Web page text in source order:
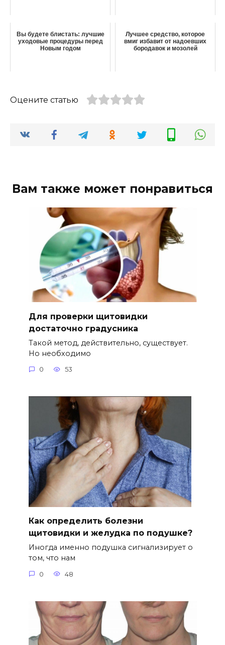
Вы будете блистать: лучшие
уходовые процедуры перед
Новым годом
Лучшее средство, которое
вмиг избавит от надоевших
бородавок и мозолей
Оцените статью
Вам также может понравиться
Для проверки щитовидки
достаточно градусника
Такой метод, действительно, существует.
Но необходимо
0 53
Как определить болезни
щитовидки и желудка по подушке?
Иногда именно подушка сигнализирует о
том, что нам
0 48